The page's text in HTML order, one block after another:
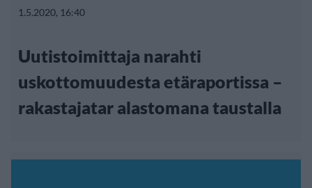
1.5.2020, 16:40
Uutistoimittaja narahti
uskottomuudesta etäraportissa –
rakastajatar alastomana taustalla